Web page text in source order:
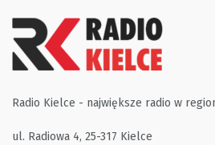
Radio Kielce - największe radio w
ul. Radiowa 4, 25-317 Kielce